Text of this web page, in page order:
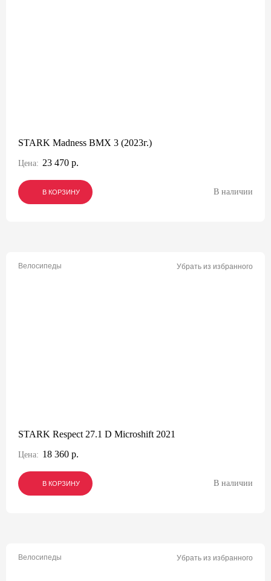
STARK Madness BMX 3 (2023г.)
Цена: 23 470 р.
В КОРЗИНУ
В КОРЗИНУ
В КОРЗИНУ В наличии
Велосипеды Убрать из избранного
STARK Respect 27.1 D Microshift 2021
Цена: 18 360 р.
В КОРЗИНУ
В КОРЗИНУ
В КОРЗИНУ В наличии
Велосипеды Убрать из избранного